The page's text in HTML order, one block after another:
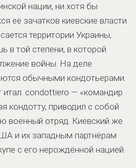
нации, ни хотя бы
её зачатков киевские власти
территории Украины,
в той степени, в которой
войны. На деле
обычными кондотьерами.
итал. condottiero — «командир
кондотту, приводил с собой
военный отряд. Киевский же
и их западным партнёрам
с его нерождённой нацией.